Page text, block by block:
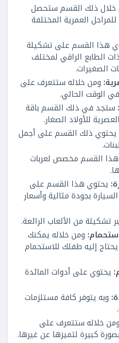
خلال ذلك القسم ستحصل
العمرية المختلفة
هذا القسم على تشكيلة
الطابع الراقي لمختلف
الصغيرات.
ومن خلاله ستتعرف على
الوقت الحالي.
ستجد في ذلك القسم باقة
للأولاد الصغار.
يحتوي ذلك القسم على أجمل
هذا القسم مخصص لعربات
يحتوي هذا القسم على
بجودة مثالية وأسعار
تشكيلة من الألعاب الرائعة.
ومن خلاله يمكنك
إليه طفلك للاستحمام
يحتوي على أدوات المائدة
وبه يتوفر كافة مستلزمات
ومن خلاله ستتعرف على
كبيرة لتميزها عن غيرها.